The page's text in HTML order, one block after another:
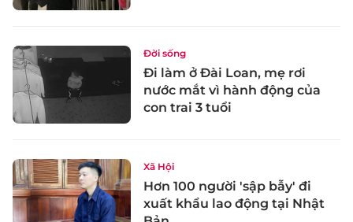
Đời sống
Đi làm ở Đài Loan, mẹ rơi
nước mắt vì hành động của
con trai 3 tuổi
Xã Hội
Hơn 100 người 'sập bẫy' đi
xuất khẩu lao động tại Nhật